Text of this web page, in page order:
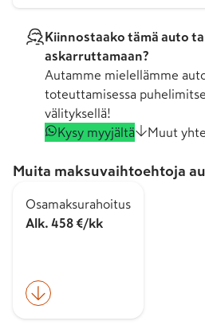
Kiinnostaako tämä auto
askarruttamaan?
Autamme mielellämme
toteuttamisessa
välityksellä!
Kysy myyjältä
Muut
Muita maksuvaihtoehtoja
Osamaksurahoitus
Alk. 458 €/kk